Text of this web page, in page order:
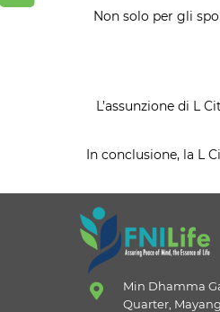
Non solo per gli
L’assunzione di L
In conclusione, la L
Min Dhamma
Quarter,